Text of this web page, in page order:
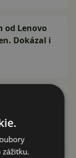
od Lenovo
Dokázal i
z
zážitku.